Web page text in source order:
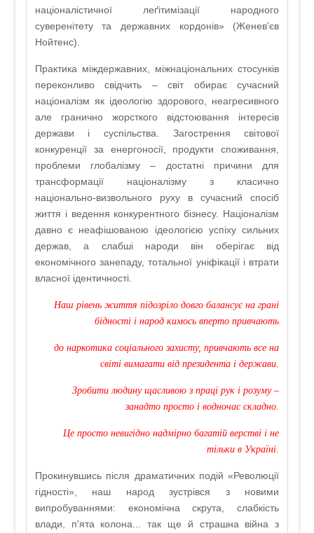
націоналістичної леґітимізації народного
суверенітету та державних кордонів» (Женев'єв
Нойтенс).
Практика міждержавних, міжнаціональних стосунків
переконливо свідчить – світ обирає сучасний
націоналізм як ідеологію здорового, неагресивного
але гранично жорсткого відстоювання інтересів
держави і суспільства. Загострення світової
конкуренції за енергоносії, продукти споживання,
проблеми глобалізму – достатні причини для
трансформації націоналізму з класично
національно-визвольного руху в сучасний спосіб
життя і ведення конкурентного бізнесу. Націоналізм
давно є неафішованою ідеологією успіху сильних
держав, а слабші народи він оберігає від
економічного занепаду, тотальної уніфікації і втрати
власної ідентичності.
Наш рівень життя підозріло довго балансує на грані
бідності і народ кимось вперто привчають
до наркотика соціального захисту, привчають все на
світі вимагати від президента і держави.
Зробити людину щасливою з праці рук і розуму –
занадто просто і водночас складно.
Це просто невигідно надмірно багатій верстві і не
тільки в Україні.
Прокинувшись після драматичних подій «Революції
гідності», наш народ зустрівся з новими
випробуваннями: економічна скрута, слабкість
влади, п'ята колона... так ще й страшна війна з